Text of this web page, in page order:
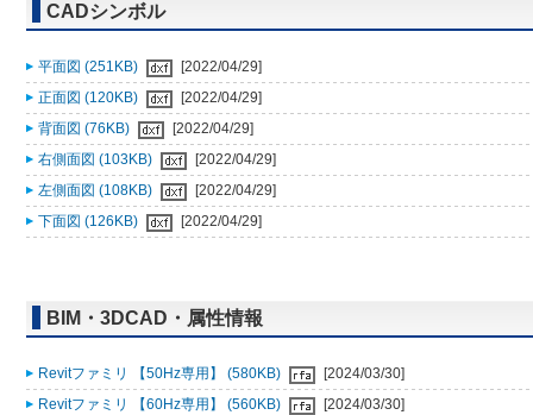
CADシンボル
平面図 (251KB)
[2022/04/29]
正面図 (120KB)
[2022/04/29]
背面図 (76KB)
[2022/04/29]
右側面図 (103KB)
[2022/04/29]
左側面図 (108KB)
[2022/04/29]
下面図 (126KB)
[2022/04/29]
BIM・3DCAD・属性情報
Revitファミリ 【50Hz専用】 (580KB)
[2024/03/30]
Revitファミリ 【60Hz専用】 (560KB)
[2024/03/30]